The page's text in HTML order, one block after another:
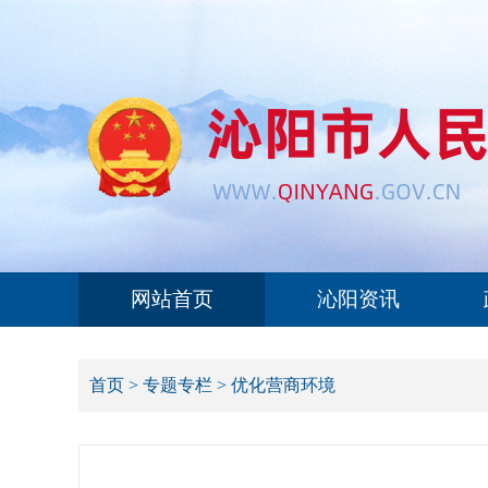
网站首页 沁阳资讯
首页 > 专题专栏 > 优化营商环境